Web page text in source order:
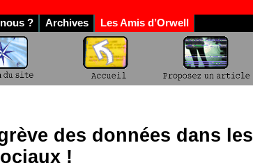
? Archives Les Amis d’Orwell
des données dans les
!